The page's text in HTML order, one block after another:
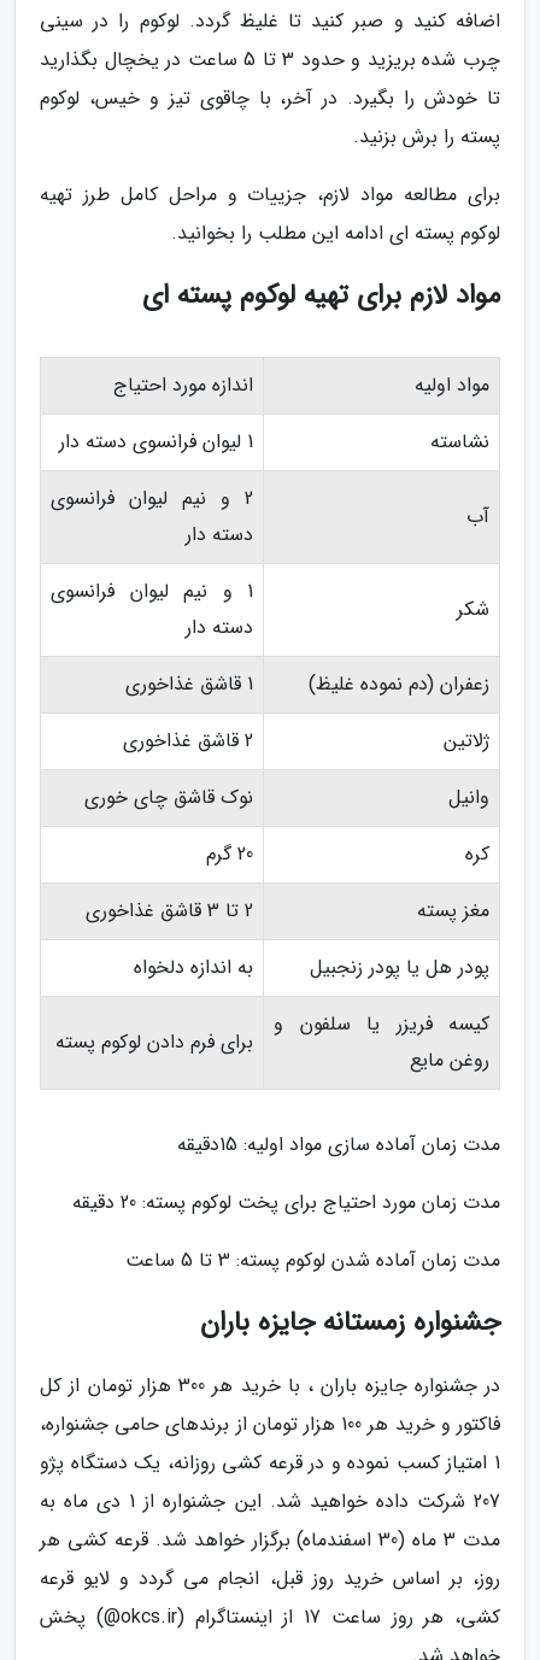
اضافه کنید و صبر کنید تا غلیظ گردد. لوکوم را در سینی
چرب شده بریزید و حدود 3 تا 5 ساعت در یخچال بگذارید
تا خودش را بگیرد. در آخر، با چاقوی تیز و خیس، لوکوم
پسته را برش بزنید.
برای مطالعه مواد لازم، جزییات و مراحل کامل طرز تهیه
لوکوم پسته ای ادامه این مطلب را بخوانید.
مواد لازم برای تهیه لوکوم پسته ای
مواد اولیه
اندازه مورد احتیاج
نشاسته
1 لیوان فرانسوی دسته دار
آب
2 و نیم لیوان فرانسوی
دسته دار
شکر
1 و نیم لیوان فرانسوی
دسته دار
زعفران (دم نموده غلیظ)
1 قاشق غذاخوری
ژلاتین
2 قاشق غذاخوری
وانیل
نوک قاشق چای خوری
کره
20 گرم
مغز پسته
2 تا 3 قاشق غذاخوری
پودر هل یا پودر زنجبیل
به اندازه دلخواه
کیسه فریزر یا سلفون و
روغن مایع
برای فرم دادن لوکوم پسته
مدت زمان آماده سازی مواد اولیه: 15دقیقه
مدت زمان مورد احتیاج برای پخت لوکوم پسته: 20 دقیقه
مدت زمان آماده شدن لوکوم پسته: 3 تا 5 ساعت
جشنواره زمستانه جایزه باران
در جشنواره جایزه باران ، با خرید هر 300 هزار تومان از کل
فاکتور و خرید هر 100 هزار تومان از برندهای حامی جشنواره،
1 امتیاز کسب نموده و در قرعه کشی روزانه، یک دستگاه پژو
207 شرکت داده خواهید شد. این جشنواره از 1 دی ماه به
مدت 3 ماه (30 اسفندماه) برگزار خواهد شد. قرعه کشی هر
روز، بر اساس خرید روز قبل، انجام می گردد و لایو قرعه
کشی، هر روز ساعت 17 از اینستاگرام (okcs.ir@) پخش